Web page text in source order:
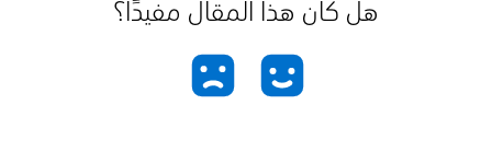
هل كان هذا المقال مفيدًا؟